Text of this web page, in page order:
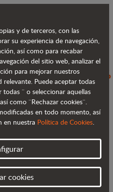
al blog
de vehículos 100%
y de terceros, con las
su experiencia de navegación,
así como para recabar
del sitio web, analizar el
para mejorar nuestros
Puede aceptar todas
¨ o seleccionar aquellas
como ¨Rechazar cookies¨.
en todo momento, así
en nuestra Política de Cookies.
cookies